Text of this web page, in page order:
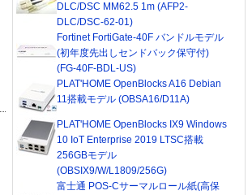
DLC/DSC MM62.5 1m (AFP2-
DLC/DSC-62-01)
Fortinet FortiGate-40F バンドルモデル
(初年度先出しセンドバック保守付)
(FG-40F-BDL-US)
PLAT'HOME OpenBlocks A16 Debian
11搭載モデル (OBSA16/D11A)
PLAT'HOME OpenBlocks IX9 Windows
10 IoT Enterprise 2019 LTSC搭載
256GBモデル
(OBSIX9/W/L1809/256G)
富士通 POS-Cサーマルロール紙(高保